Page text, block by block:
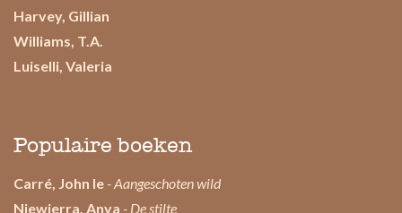
Harvey, Gillian
Williams, T.A.
Luiselli, Valeria
Populaire boeken
Carré, John le - Aangeschoten wild
Niewierra, Anya - De stilte